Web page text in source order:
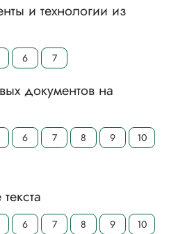
и технологии из
6 7
документов на
6 7 8 9
10
6 7 8 9 10